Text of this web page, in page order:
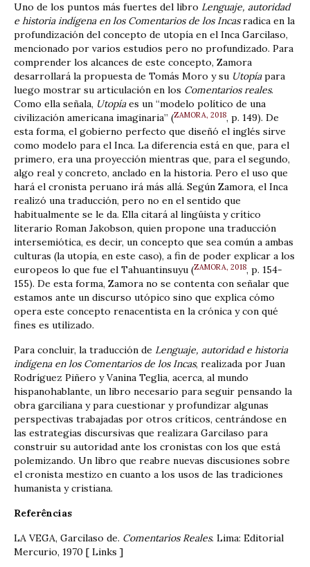
Uno de los puntos más fuertes del libro Lenguaje, autoridad
e historia indígena en los Comentarios de los Incasradica en la
profundización del concepto de utopía en el Inca Garcilaso,
mencionado por varios estudios pero no profundizado. Para
comprender los alcances de este concepto, Zamora
desarrollará la propuesta de Tomás Moro y su Utopíapara
luego mostrar su articulación en los Comentarios reales.
Como ella señala, Utopíaes un “modelo político de una
civilización americana imaginaria” (ZAMORA, 2018, p. 149). De
esta forma, el gobierno perfecto que diseñó el inglés sirve
como modelo para el Inca. La diferencia está en que, para el
primero, era una proyección mientras que, para el segundo,
algo real y concreto, anclado en la historia. Pero el uso que
hará el cronista peruano irá más allá. Según Zamora, el Inca
realizó una traducción, pero no en el sentido que
habitualmente se le da. Ella citará al lingüista y crítico
literario Roman Jakobson, quien propone una traducción
intersemiótica, es decir, un concepto que sea común a ambas
culturas (la utopía, en este caso), a fin de poder explicar a los
europeos lo que fue el Tahuantinsuyu (ZAMORA, 2018, p. 154-
155). De esta forma, Zamora no se contenta con señalar que
estamos ante un discurso utópico sino que explica cómo
opera este concepto renacentista en la crónica y con qué
fines es utilizado.
Para concluir, la traducción de Lenguaje, autoridad e historia
indígena en los Comentarios de los Incas, realizada por Juan
Rodríguez Piñero y Vanina Teglia, acerca, al mundo
hispanohablante, un libro necesario para seguir pensando la
obra garciliana y para cuestionar y profundizar algunas
perspectivas trabajadas por otros críticos, centrándose en
las estrategias discursivas que realizara Garcilaso para
construir su autoridad ante los cronistas con los que está
polemizando. Un libro que reabre nuevas discusiones sobre
el cronista mestizo en cuanto a los usos de las tradiciones
humanista y cristiana.
Referências
LA VEGA, Garcilaso de. Comentarios Reales. Lima: Editorial
Mercurio, 1970 [ Links ]